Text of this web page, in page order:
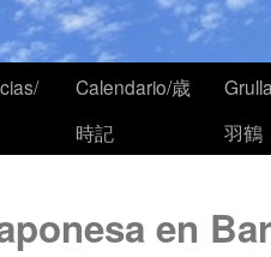
Calendario/歳
時記
羽鶴
en